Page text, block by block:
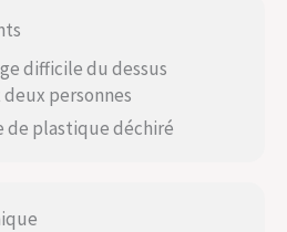
difficile du dessus
personnes
plastique déchiré